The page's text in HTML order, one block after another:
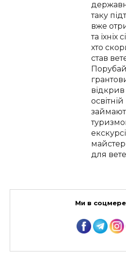
таку
вже
та
хто
став
для
Ми в